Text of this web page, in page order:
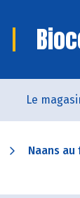
Le
Naans